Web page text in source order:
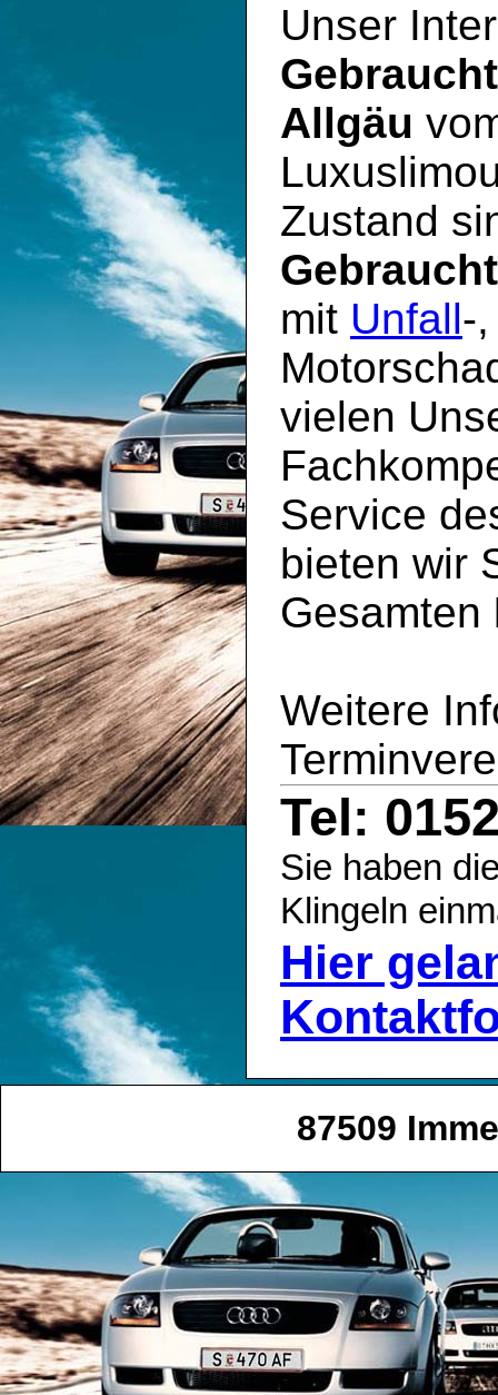
Unser
Allgäu
Zustand
mit Unfall-
vielen
Service
bieten wir
Gesamten
Weitere
Tel:
Sie haben
Klingeln
Hier
87509